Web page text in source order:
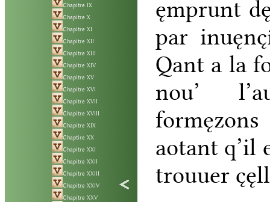
Chapitre IX
Chapitre X
Chapitre XI
Chapitre XII
Chapitre XIII
Chapitre XIV
Chapitre XV
Chapitre XVI
Chapitre XVII
Chapitre XVIII
Chapitre XIX
Chaptire XX
Chapitre XXI
Chapitre XXII
Chapitre XXIII
Chapitre XXIV
Chapitre XXV
ęmprunt
par
Qant a la
nou’
l’
formęzons
aotant q’il
trouuer